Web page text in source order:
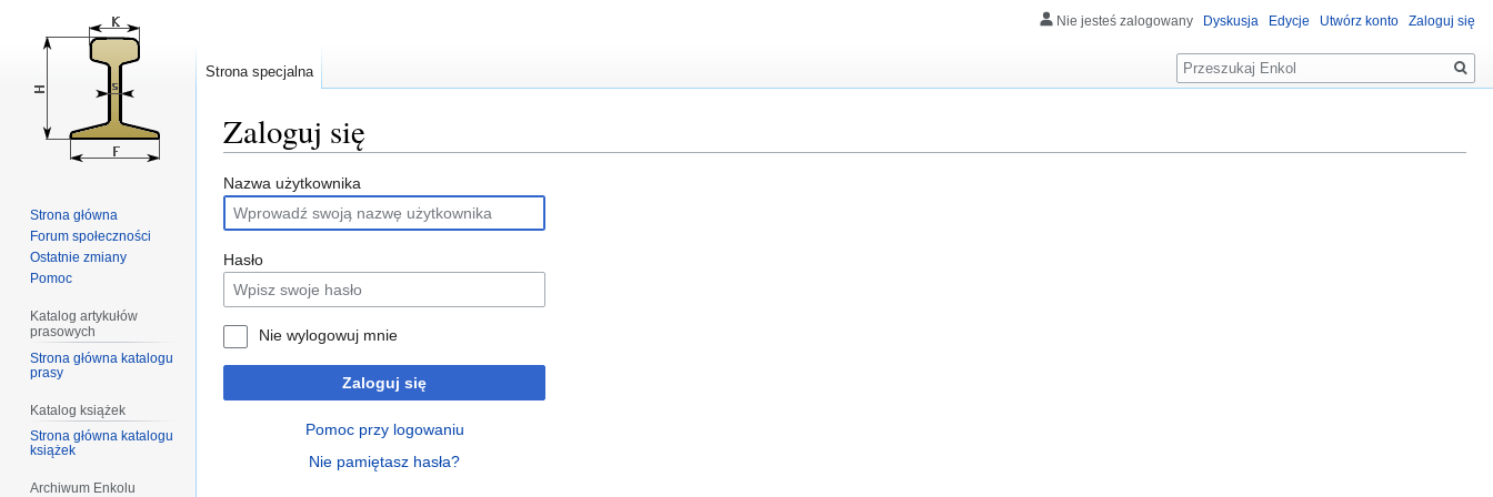
Zaloguj się
Przejdź
do
nawigacji
Przejdź
do
wyszukiwania
Nazwa użytkownika
Hasło
Nie wylogowuj mnie
Zaloguj się
Pomoc przy logowaniu
Nie pamiętasz hasła?
Nie jesteś zalogowany Dyskusja Edycje Utwórz konto Zaloguj się
Strona specjalna
Szukaj
Strona główna
Forum społeczności
Ostatnie zmiany
Pomoc
Katalog artykułów
prasowych
Strona główna katalogu
prasy
Katalog książek
Strona główna katalogu
książek
Archiwum Enkolu